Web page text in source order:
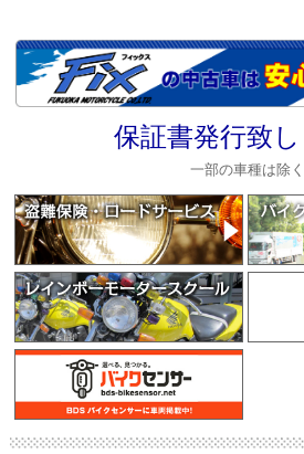
保証書発行致し
一部の車種は除く